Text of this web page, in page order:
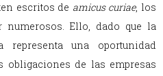
escritos de amicus curiae, los
numerosos. Ello, dado que la
representa una oportunidad
obligaciones de las empresas